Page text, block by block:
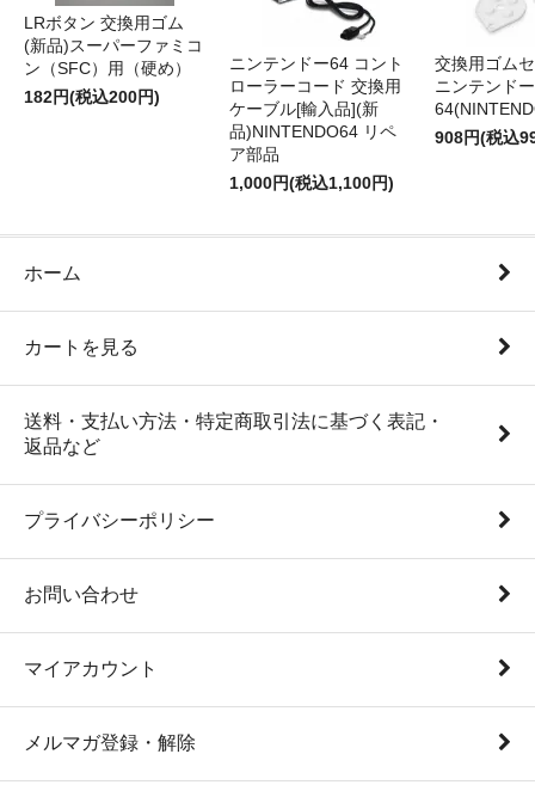
LRボタン 交換用ゴム
(新品)スーパーファミコ
ン（SFC）用（硬め）
182円(税込200円)
ニンテンドー64 コント
ローラーコード 交換用
ケーブル[輸入品](新
品)NINTENDO64 リペ
ア部品
1,000円(税込1,100円)
交換用ゴム
ニンテンドー
908円(税込
ホーム
カートを見る
送料・支払い方法・特定商取引法に基づく表記・
返品など
プライバシーポリシー
お問い合わせ
マイアカウント
メルマガ登録・解除